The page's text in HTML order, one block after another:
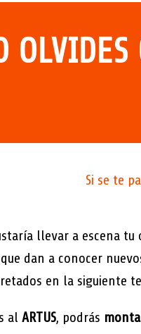
Si se te
llevar a escena tu
dan a conocer
en la siguiente
al ARTUS, podrás